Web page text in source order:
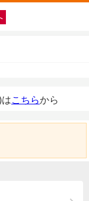
こちらから